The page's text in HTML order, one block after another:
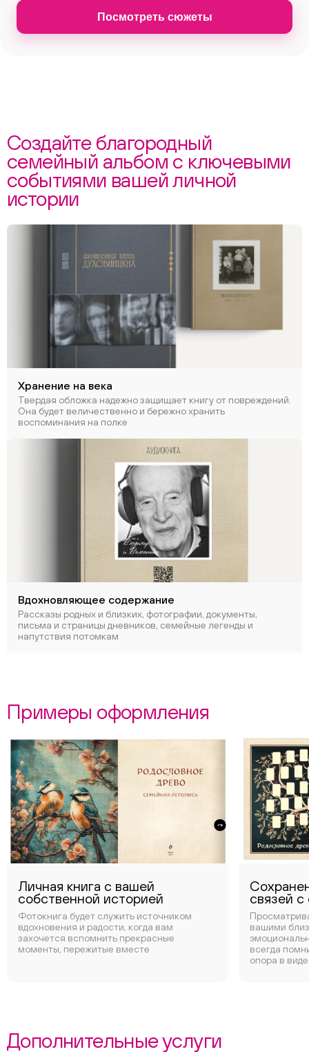
Посмотреть сюжеты
Создайте благородный
семейный альбом с ключевыми
событиями вашей личной
истории
Хранение на века
Твердая обложка надежно защищает книгу от повреждений.
Она будет величественно и бережно хранить
воспоминания на полке
Вдохновляющее содержание
Рассказы родных и близких, фотографии, документы,
письма и страницы дневников, семейные легенды и
напутствия потомкам
Примеры оформления
Личная книга с вашей
собственной историей
Фотокнига будет служить источником
вдохновения и радости, когда вам
захочется вспомнить прекрасные
моменты, пережитые вместе
связей
вашими
всегда
опора в
Дополнительные услуги